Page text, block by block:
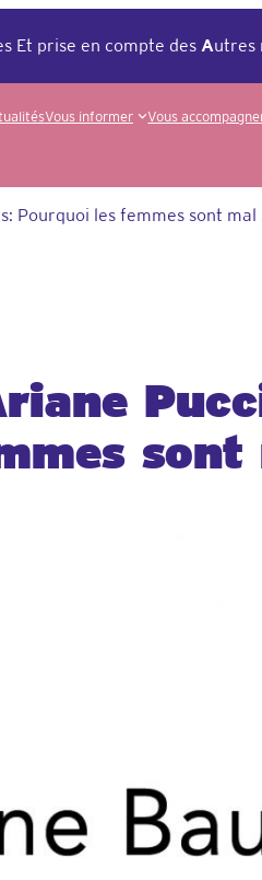
Et prise en compte des Autres
Vous informer Vous
Pourquoi les femmes sont mal
sont